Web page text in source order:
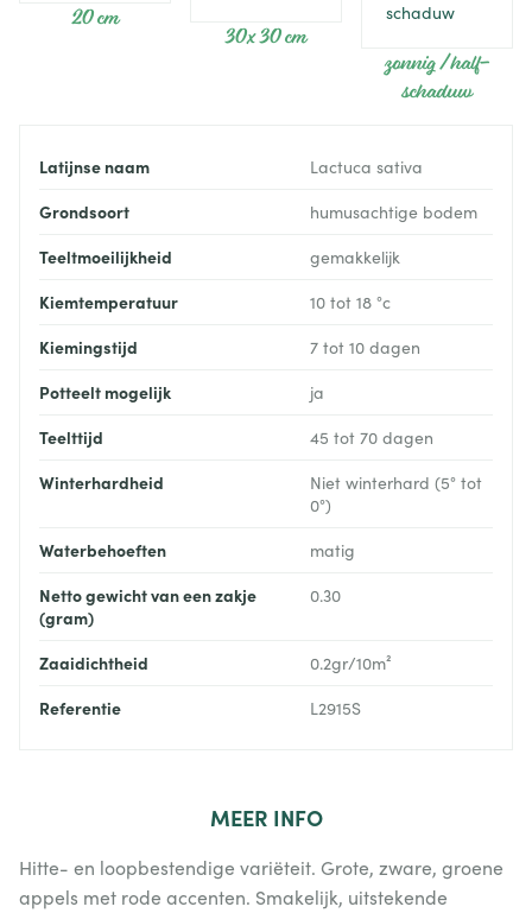
20 cm
30 x 30 cm
zonnig / half-
schaduw
Latijnse naam Lactuca sativa
Grondsoort humusachtige bodem
Teeltmoeilijkheid gemakkelijk
Kiemtemperatuur 10 tot 18 °c
Kiemingstijd 7 tot 10 dagen
Potteelt mogelijk ja
Teelttijd 45 tot 70 dagen
Winterhardheid
Niet winterhard (5° tot
0°)
Waterbehoeften matig
Netto gewicht van een zakje
(gram)
0.30
Zaaidichtheid 0.2gr/10m²
Referentie L2915S
MEER INFO
Hitte- en loopbestendige variëteit. Grote, zware, groene
appels met rode accenten. Smakelijk, uitstekende